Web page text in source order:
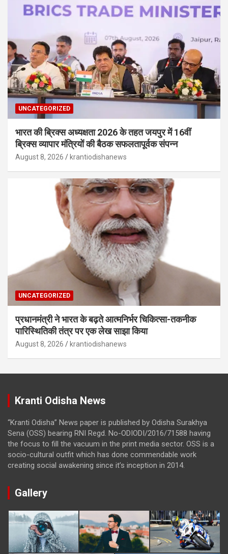
UNCATEGORIZED
भारत की ब्रिक्‍स अध्यक्षता 2026 के तहत जयपुर में 16वीं
ब्रिक्‍स व्यापार मंत्रियों की बैठक सफलतापूर्वक संपन्न
August 8, 2026 krantiodishanews
UNCATEGORIZED
प्रधानमंत्री ने भारत के बढ़ते आत्मनिर्भर चिकित्सा-तकनीक
पारिस्थितिकी तंत्र पर एक लेख साझा किया
August 8, 2026 krantiodishanews
Kranti Odisha News
“Kranti Odisha” News paper is published by Odisha Surakhya
Sena (OSS) bearing RNI Regd. No-ODIODI/2016/71588 having
the focus to fill the vacuum in the print media sector. OSS is a
socio-cultural outfit which has done commendable work
creating social awakening since it’s inception in 2014.
Gallery